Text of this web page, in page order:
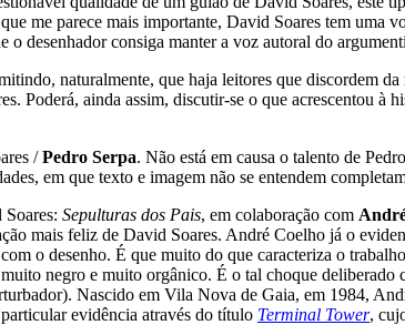
me parece mais importante, David Soares tem uma
consiga manter a voz autoral do
naturalmente, que haja leitores que discordem
Poderá, ainda assim, discutir-se o que acrescentou
/Pedro Serpa. Não está em causa o talento de
em que texto e imagem não se entendem
Sepulturas dos Pais, em colaboração com
mais feliz de David Soares. André Coelho já o
o desenho. É que muito do que caracteriza o
negro e muito orgânico. É o tal choque
Nascido em Vila Nova de Gaia, em 1984,
evidência através do título Terminal Tower,